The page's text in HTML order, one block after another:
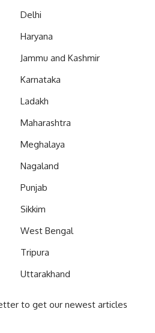
Delhi
Haryana
Jammu and Kashmir
Karnataka
Ladakh
Maharashtra
Meghalaya
Nagaland
Punjab
Sikkim
West Bengal
Tripura
Uttarakhand
to get our newest articles